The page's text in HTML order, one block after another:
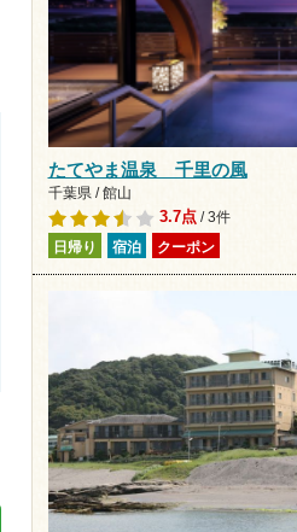
たてやま温泉 千里の風
千葉県 / 館山
3.7点/ 3件
日帰り 宿泊 クーポン